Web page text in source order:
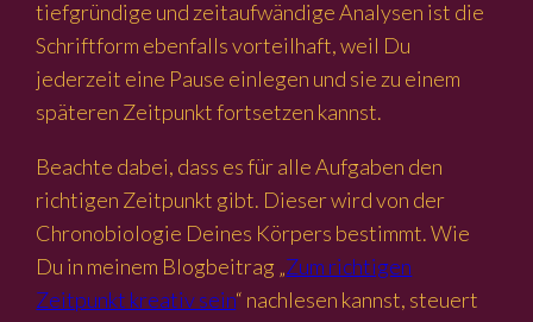
tiefgründige und zeitaufwändige Analysen ist die
Schriftform ebenfalls vorteilhaft, weil Du
jederzeit eine Pause einlegen und sie zu einem
späteren Zeitpunkt fortsetzen kannst.
Beachte dabei, dass es für alle Aufgaben den
richtigen Zeitpunkt gibt. Dieser wird von der
Chronobiologie Deines Körpers bestimmt. Wie
Du in meinem Blogbeitrag „Zum richtigen
Zeitpunkt kreativ sein“ nachlesen kannst, steuert